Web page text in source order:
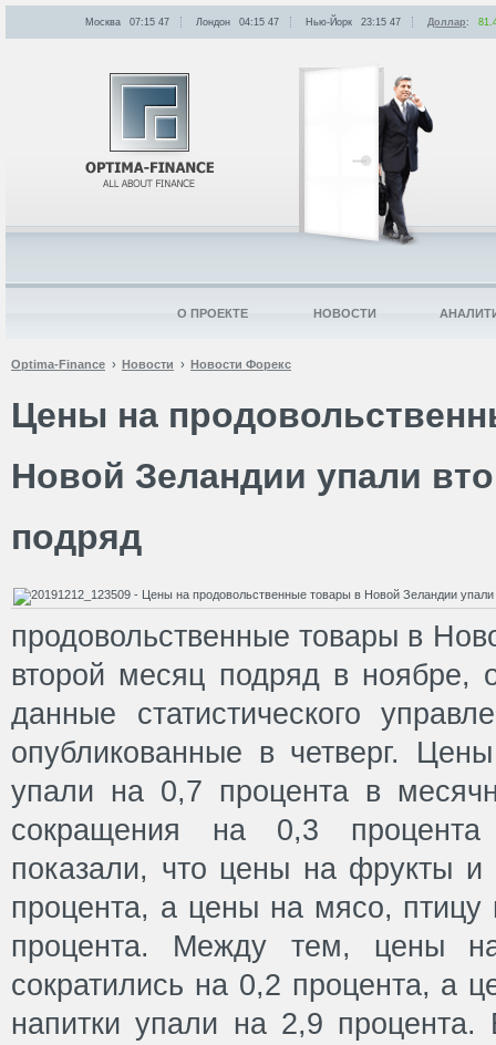
Optima-Finance Новости Новости Форекс
Цены на
Новой Зеландии упали
подряд
продовольственные товары в
второй месяц подряд в ноябре,
данные статистического
опубликованные в четверг.
упали на 0,7 процента в
сокращения на 0,3
показали, что цены на фрукты
процента, а цены на мясо,
процента. Между тем, цены
сократились на 0,2 процента, а
напитки упали на 2,9 процента.
Москва 07:15 47 Лондон 04:15 47 Нью-Йорк 23:15 47 Доллар:
О ПРОЕКТЕ НОВОСТИ